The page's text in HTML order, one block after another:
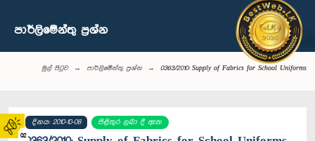
02
පාර්ලි‌මේන්තු‌ ප්‍රශ්න
මුල් පිටුව පාර්ලි‌මේන්තු‌ ප්‍රශ්න 0363/2010: Supply of Fabrics for School Uniforms
දිනය: 2010-10-08 පිළිතුර ලබා දී ඇත